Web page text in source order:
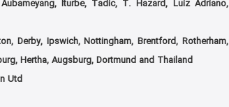
Iturbe, Tadic, T. Hazard, Luiz Adriano,
Derby, Ipswich, Nottingham, Brentford, Rotherham,
Hertha, Augsburg, Dortmund and Thailand
Utd